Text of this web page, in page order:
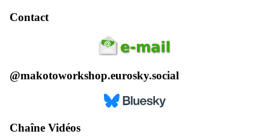
Contact
@makotoworkshop.eurosky.social
Chaîne Vidéos